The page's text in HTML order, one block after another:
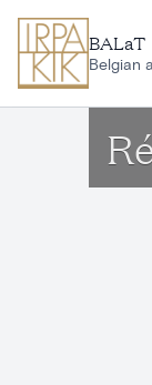
BALaT
Belgian